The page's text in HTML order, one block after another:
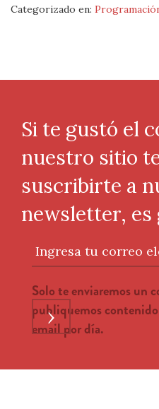
Categorizado en:
Si te gustó el
nuestro sitio
suscribirte a
newsletter, es
Ingresa tu correo
Solo te enviaremos un
publiquemos
email por día.
›